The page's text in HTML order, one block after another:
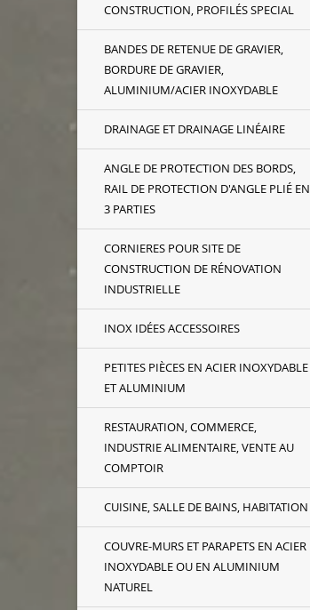
CONSTRUCTION, PROFILÉS SPECIAL
BANDES DE RETENUE DE GRAVIER,
BORDURE DE GRAVIER,
ALUMINIUM/ACIER INOXYDABLE
DRAINAGE ET DRAINAGE LINÉAIRE
ANGLE DE PROTECTION DES BORDS,
RAIL DE PROTECTION D'ANGLE PLIÉ EN
3 PARTIES
CORNIERES POUR SITE DE
CONSTRUCTION DE RÉNOVATION
INDUSTRIELLE
INOX IDÉES ACCESSOIRES
PETITES PIÈCES EN ACIER INOXYDABLE
ET ALUMINIUM
RESTAURATION, COMMERCE,
INDUSTRIE ALIMENTAIRE, VENTE AU
COMPTOIR
CUISINE, SALLE DE BAINS, HABITATION
COUVRE-MURS ET PARAPETS EN ACIER
INOXYDABLE OU EN ALUMINIUM
NATUREL